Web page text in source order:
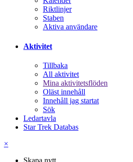
Riktlinjer
Staben
Aktiva användare
Aktivitet
Tillbaka
All aktivitet
Mina aktivitetsflöden
Oläst innehåll
Innehåll jag startat
Sök
Ledartavla
Star Trek Databas
×
Skapa nytt...